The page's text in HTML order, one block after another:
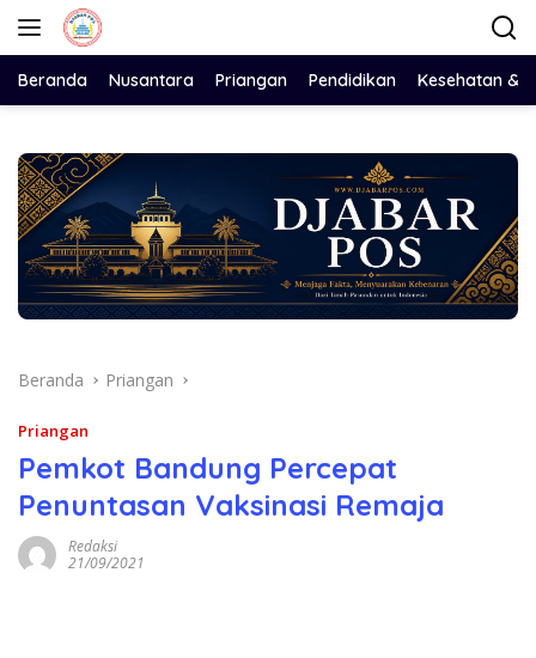
Langsung
Beranda Nusantara Priangan Pendidikan Kesehatan &
Beranda Priangan
Priangan
Pemkot Bandung Percepat
Penuntasan Vaksinasi Remaja
Redaksi
21/09/2021